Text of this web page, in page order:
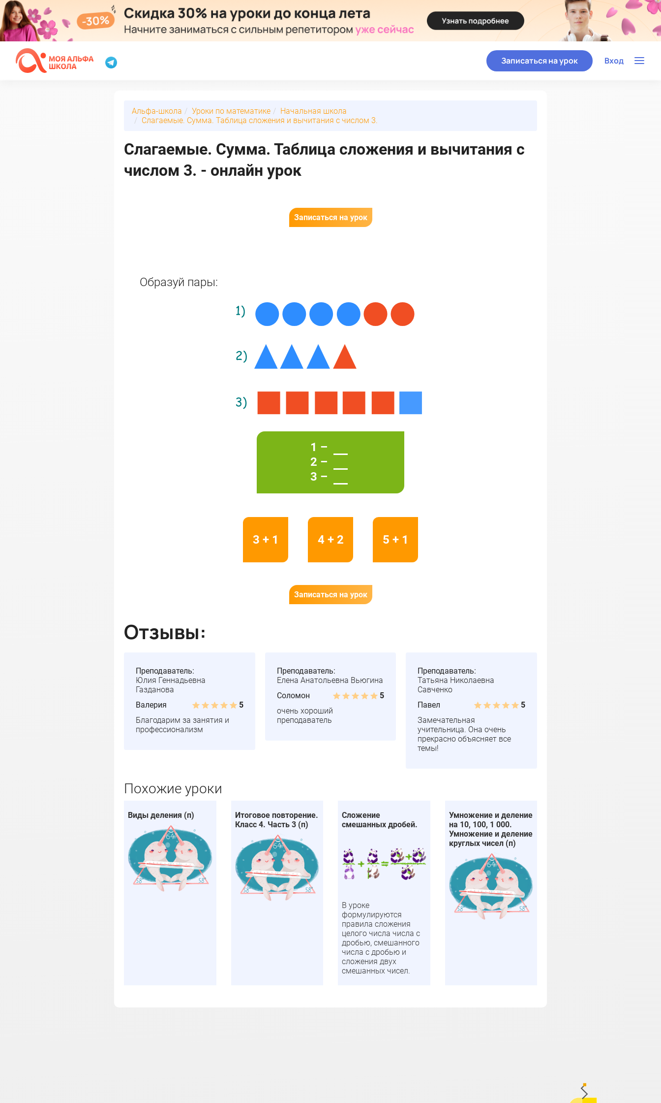
Вход
Записаться на урок
Альфа-школа Уроки по математике
Начальная школа
Слагаемые. Сумма. Таблица сложения и вычитания с числом 3.
Слагаемые. Сумма. Таблица сложения и вычитания с
числом 3. - онлайн урок
Записаться на урок
Образуй пары:
1 –
2 –
3 –
3 + 1 4 + 2 5 + 1
Записаться на урок
Отзывы:
Преподаватель:
Юлия Геннадьевна
Газданова
Валерия
5
Благодарим за занятия и
профессионализм
Преподаватель:
Елена Анатольевна Вьюгина
Соломон
5
очень хороший
преподаватель
Преподаватель:
Татьяна Николаевна
Савченко
Павел
5
Замечательная
учительница. Она очень
прекрасно объясняет все
темы!
Похожие уроки
Виды деления (п)
Итоговое повторение.
Класс 4. Часть 3 (п)
Сложение
смешанных дробей.
В уроке
формулируются
правила сложения
целого числа числа с
дробью, смешанного
числа с дробью и
сложения двух
смешанных чисел.
Умножение и деление
на 10, 100, 1 000.
Умножение и деление
круглых чисел (п)